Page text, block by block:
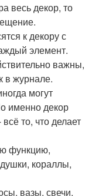
весь декор, то
к декору с
элемент.
важны,
в журнале.
могут
именно декор
то, что делает
функцию,
кораллы,
вазы, свечи,